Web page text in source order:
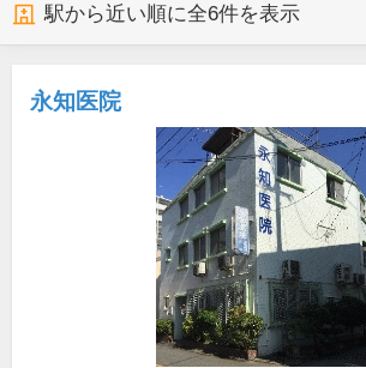
駅から近い順に全6件を表示
永知医院